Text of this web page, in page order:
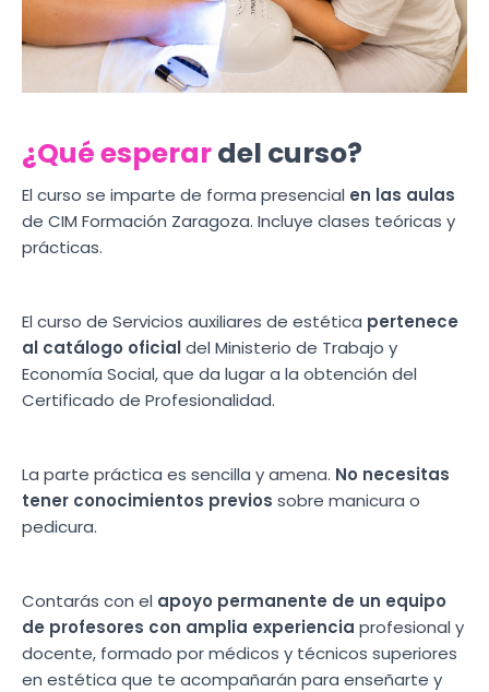
¿Qué esperardel curso?
El curso se imparte de forma presencial en las aulas
de CIM Formación Zaragoza. Incluye clases teóricas y
prácticas.
El curso de Servicios auxiliares de estética pertenece
al catálogo oficialdel Ministerio de Trabajo y
Economía Social, que da lugar a la obtención del
Certificado de Profesionalidad.
La parte práctica es sencilla y amena. No necesitas
tener conocimientos previos sobre manicura o
pedicura.
Contarás con el apoyo permanente de un equipo
de profesores con amplia experiencia profesional y
docente, formado por médicos y técnicos superiores
en estética que te acompañarán para enseñarte y